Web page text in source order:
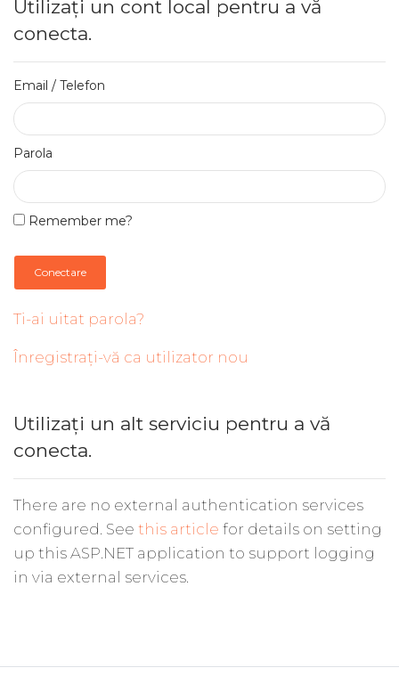
Utilizați un cont local pentru a vă
conecta.
Email / Telefon
Parola
Remember me?
Conectare
Ti-ai uitat parola?
Înregistrați-vă ca utilizator nou
Utilizați un alt serviciu pentru a vă
conecta.
There are no external authentication services
configured. See this article for details on setting
up this ASP.NET application to support logging
in via external services.